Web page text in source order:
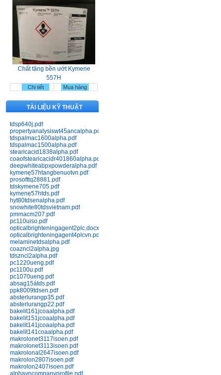
Chất tăng bền ướt Kymene
557H
Chi tiết Mua hàng
Nhựa Bakelit 141; 141J black;
151J black; 151J red
Chi tiết Mua hàng
Nhựa Phenolic 141 (Bakelit) ép
đứng
Chi tiết
Nhựa Phenolic 141J (Bakelit) ép
phun
Chi tiết Mua hàng
TÀI LIỆU KỸ THUẬT
tdsp640j.pdf
propertyanalysiswt45ancalpha.pdf
tdspalmac1600alpha.pdf
tdspalmac1500alpha.pdf
stearicacid1838alpha.pdf
coaofstearicacidr401860alpha.pdf
deepwhiteabpxpowderalpha.pdf
kymenẹ57htangbenuotvn.pdf
prosofttq28881.pdf
tdskymene705.pdf
kymenẹ57htds.pdf
hyt80tdsenalpha.pdf
snowhite80tdsvietnam.pdf
pmmacm207.pdf
pc110uiso.pdf
opticalbrighteningagent2plc.docx
opticalbrighteningagent4plcvn.pdf
melaminetdsalpha.pdf
coazncl2alpha.jpg
tdszncl2alpha.pdf
pc1220ueng.pdf
pc1100u.pdf
pc1070ueng.pdf
absag15átds.pdf
ppk8009tdsen.pdf
absterlurangp35.pdf
absterlurangp22.pdf
bakelit161jcoaalpha.pdf
bakelit151jcoaalpha.pdf
bakelit141jcoaalpha.pdf
bakelit141coaalpha.pdf
makrolonet3117isoen.pdf
makrolonet3113isoen.pdf
makrolonal2647isoen.pdf
makrolon2807isoen.pdf
makrolon2407isoen.pdf
alphavncompanyprofile.pdf